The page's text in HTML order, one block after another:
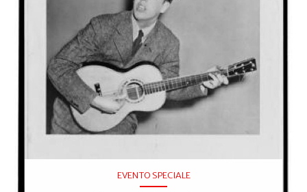
EVENTO SPECIALE